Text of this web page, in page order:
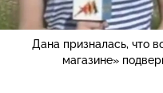
Дана призналась, что
магазине»